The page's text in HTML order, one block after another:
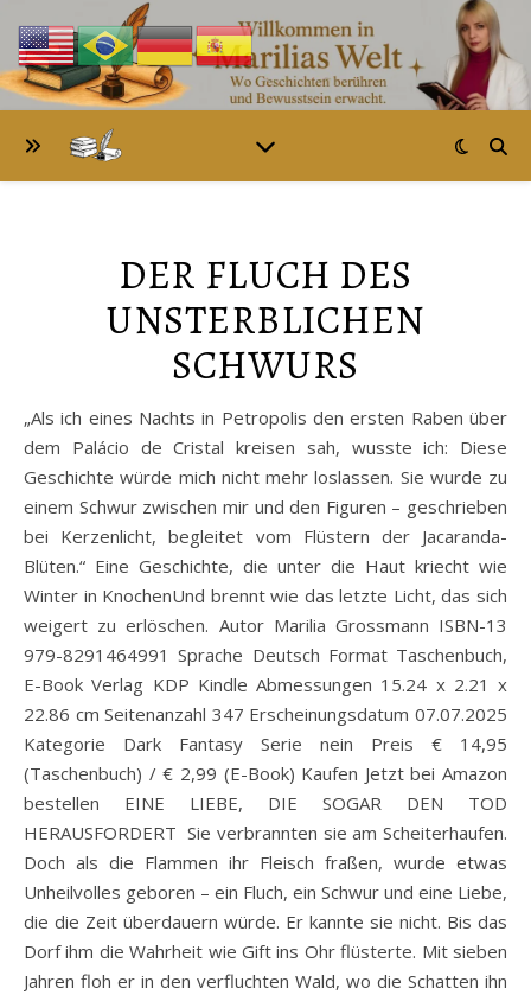
DER FLUCH DES
UNSTERBLICHEN
SCHWURS
„Als ich eines Nachts in Petropolis den ersten Raben über
dem Palácio de Cristal kreisen sah, wusste ich: Diese
Geschichte würde mich nicht mehr loslassen. Sie wurde zu
einem Schwur zwischen mir und den Figuren – geschrieben
bei Kerzenlicht, begleitet vom Flüstern der Jacaranda-
Blüten.“ Eine Geschichte, die unter die Haut kriecht wie
Winter in KnochenUnd brennt wie das letzte Licht, das sich
weigert zu erlöschen. Autor Marilia Grossmann ISBN-13
979-8291464991 Sprache Deutsch Format Taschenbuch,
E-Book Verlag KDP Kindle Abmessungen 15.24 x 2.21 x
22.86 cm Seitenanzahl 347 Erscheinungsdatum 07.07.2025
Kategorie Dark Fantasy Serie nein Preis € 14,95
(Taschenbuch) / € 2,99 (E-Book) Kaufen Jetzt bei Amazon
bestellen EINE LIEBE, DIE SOGAR DEN TOD
HERAUSFORDERT Sie verbrannten sie am Scheiterhaufen.
Doch als die Flammen ihr Fleisch fraßen, wurde etwas
Unheilvolles geboren – ein Fluch, ein Schwur und eine Liebe,
die die Zeit überdauern würde. Er kannte sie nicht. Bis das
Dorf ihm die Wahrheit wie Gift ins Ohr flüsterte. Mit sieben
Jahren floh er in den verfluchten Wald, wo die Schatten ihn